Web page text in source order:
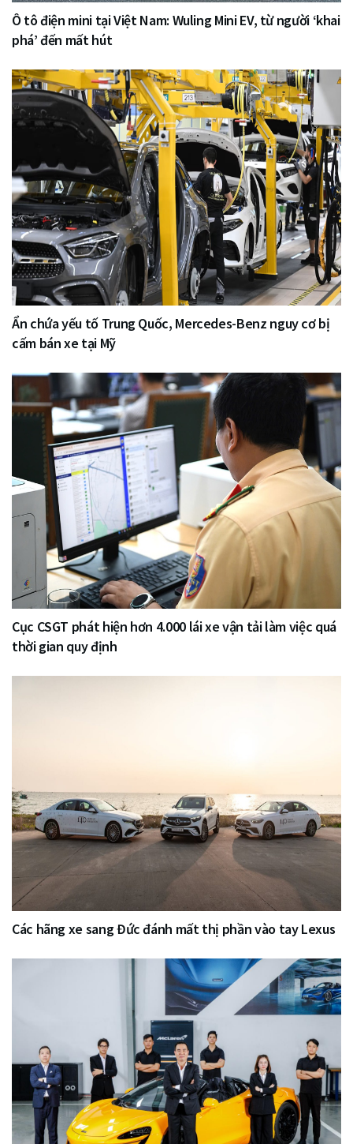
Ô tô điện mini tại Việt Nam: Wuling Mini EV, từ người ‘khai
phá’ đến mất hút
Ẩn chứa yếu tố Trung Quốc, Mercedes-Benz nguy cơ bị
cấm bán xe tại Mỹ
Cục CSGT phát hiện hơn 4.000 lái xe vận tải làm việc quá
thời gian quy định
Các hãng xe sang Đức đánh mất thị phần vào tay Lexus